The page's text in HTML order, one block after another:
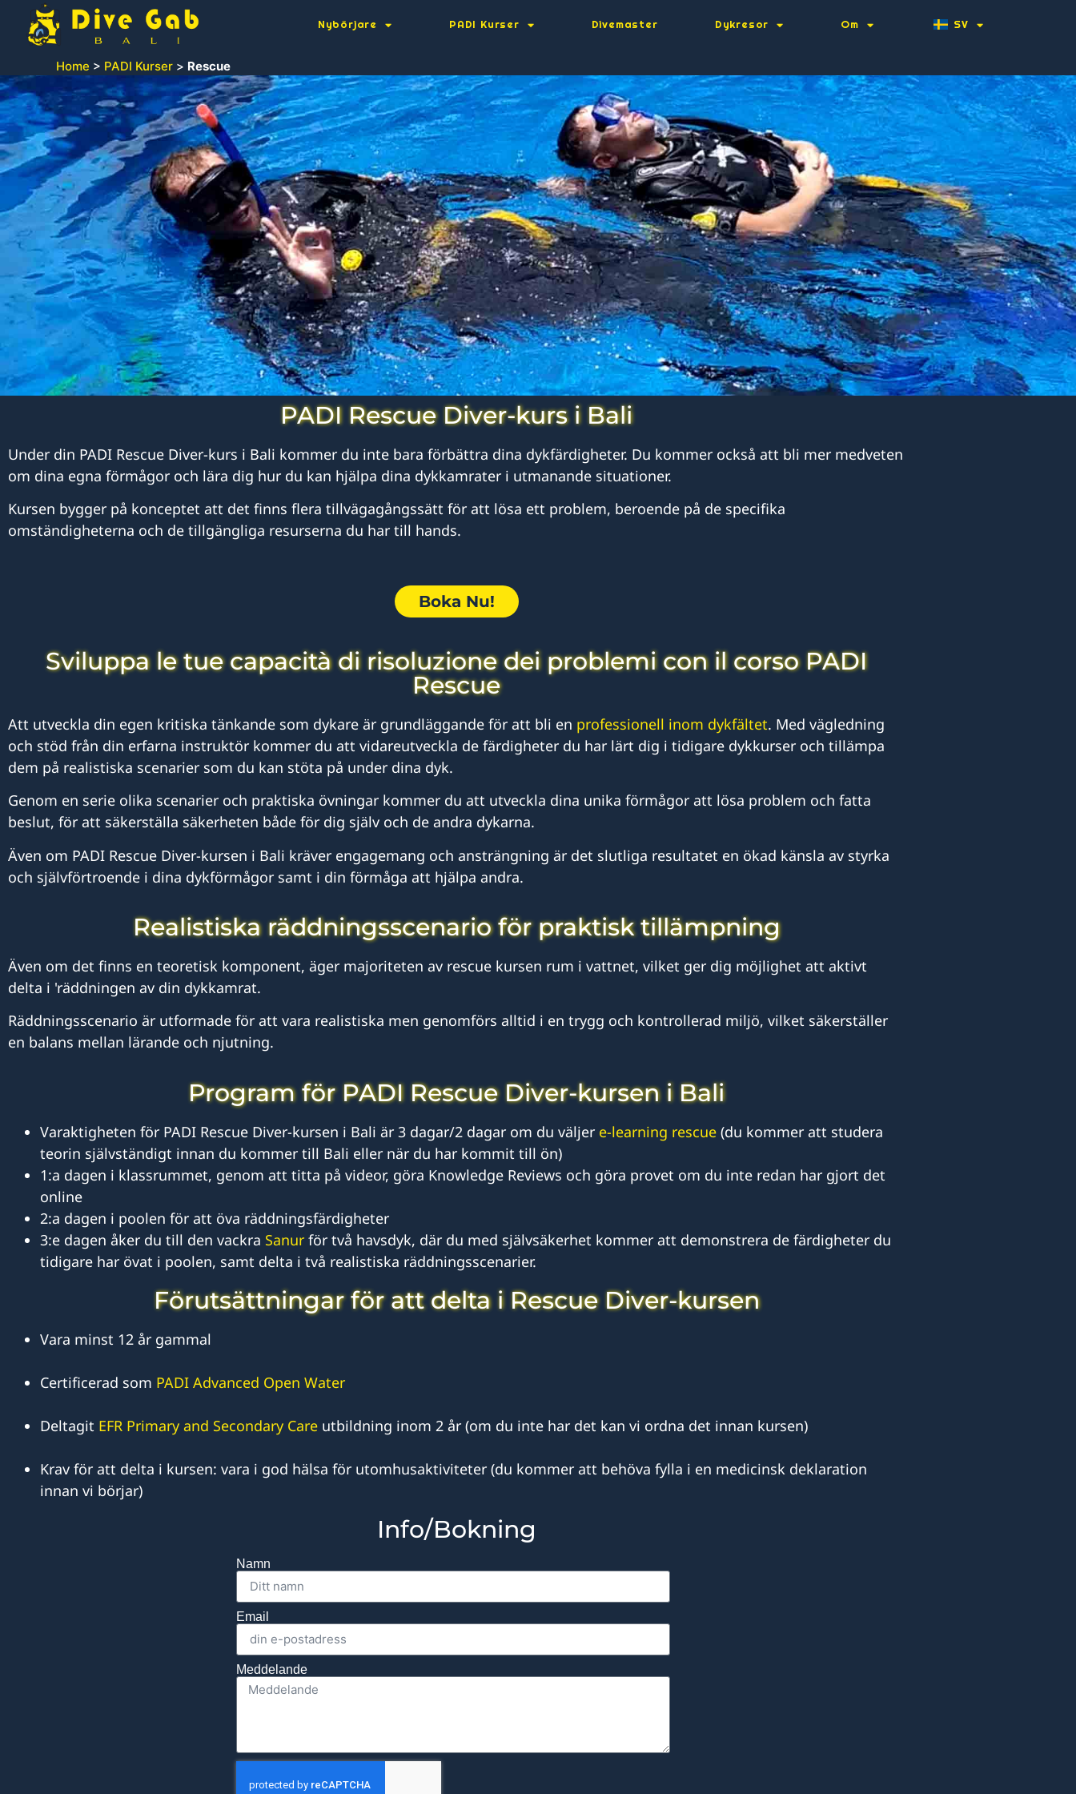
Nybörjare PADI Kurser Divemaster Dykresor Om SV
Home > PADI Kurser > Rescue
PADI Rescue Diver-kurs i Bali
Under din PADI Rescue Diver-kurs i Bali kommer du inte bara förbättra dina dykfärdigheter. Du kommer också att bli mer medveten
om dina egna förmågor och lära dig hur du kan hjälpa dina dykkamrater i utmanande situationer.
Kursen bygger på konceptet att det finns flera tillvägagångssätt för att lösa ett problem, beroende på de specifika
omständigheterna och de tillgängliga resurserna du har till hands.
Boka Nu!
Sviluppa le tue capacità di risoluzione dei problemi con il corso PADI
Rescue
Att utveckla din egen kritiska tänkande som dykare är grundläggande för att bli en professionell inom dykfältet. Med vägledning
och stöd från din erfarna instruktör kommer du att vidareutveckla de färdigheter du har lärt dig i tidigare dykkurser och tillämpa
dem på realistiska scenarier som du kan stöta på under dina dyk.
Genom en serie olika scenarier och praktiska övningar kommer du att utveckla dina unika förmågor att lösa problem och fatta
beslut, för att säkerställa säkerheten både för dig själv och de andra dykarna.
Även om PADI Rescue Diver-kursen i Bali kräver engagemang och ansträngning är det slutliga resultatet en ökad känsla av styrka
och självförtroende i dina dykförmågor samt i din förmåga att hjälpa andra.
Realistiska räddningsscenario för praktisk tillämpning
Även om det finns en teoretisk komponent, äger majoriteten av rescue kursen rum i vattnet, vilket ger dig möjlighet att aktivt
delta i 'räddningen av din dykkamrat.
Räddningsscenario är utformade för att vara realistiska men genomförs alltid i en trygg och kontrollerad miljö, vilket säkerställer
en balans mellan lärande och njutning.
Program för PADI Rescue Diver-kursen i Bali
Varaktigheten för PADI Rescue Diver-kursen i Bali är 3 dagar/2 dagar om du väljer e-learning rescue (du kommer att studera
teorin självständigt innan du kommer till Bali eller när du har kommit till ön)
1:a dagen i klassrummet, genom att titta på videor, göra Knowledge Reviews och göra provet om du inte redan har gjort det
online
2:a dagen i poolen för att öva räddningsfärdigheter
3:e dagen åker du till den vackra Sanur för två havsdyk, där du med självsäkerhet kommer att demonstrera de färdigheter du
tidigare har övat i poolen, samt delta i två realistiska räddningsscenarier.
Förutsättningar för att delta i Rescue Diver-kursen
Vara minst 12 år gammal
Certificerad som PADI Advanced Open Water
Deltagit EFR Primary and Secondary Care utbildning inom 2 år (om du inte har det kan vi ordna det innan kursen)
Krav för att delta i kursen: vara i god hälsa för utomhusaktiviteter (du kommer att behöva fylla i en medicinsk deklaration
innan vi börjar)
Info/Bokning
Namn
Email
Meddelande